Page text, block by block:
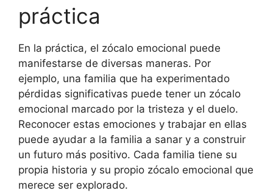
práctica
En la práctica, el zócalo emocional puede
manifestarse de diversas maneras. Por
ejemplo, una familia que ha experimentado
pérdidas significativas puede tener un zócalo
emocional marcado por la tristeza y el duelo.
Reconocer estas emociones y trabajar en ellas
puede ayudar a la familia a sanar y a construir
un futuro más positivo. Cada familia tiene su
propia historia y su propio zócalo emocional que
merece ser explorado.